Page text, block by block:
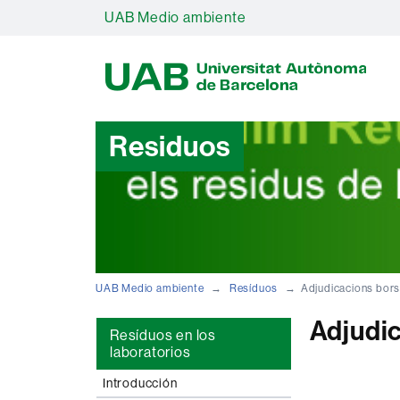
UAB Medio ambiente
B
Residuos
UAB Medio ambiente Resíduos Adjudicacions
Resíduos en los
laboratorios
Introducción